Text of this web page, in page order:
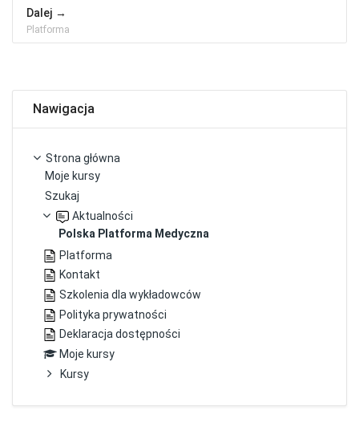
Dalej
Platforma
Nawigacja
Strona główna
Moje kursy
Szukaj
Aktualności
Polska Platforma Medyczna
Platforma
Kontakt
Szkolenia dla wykładowców
Polityka prywatności
Deklaracja dostępności
Moje kursy
Kursy